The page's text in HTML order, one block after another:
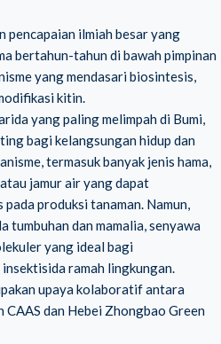
ilmiah besar yang
bertahun-tahun di bawah pimpinan
yang mendasari biosintesis,
kitin.
yang paling melimpah di Bumi,
bagi kelangsungan hidup dan
termasuk banyak jenis hama,
atau jamur air yang dapat
produksi tanaman. Namun,
tumbuhan dan mamalia, senyawa
yang ideal bagi
ramah lingkungan.
upaya kolaboratif antara
dan Hebei Zhongbao Green